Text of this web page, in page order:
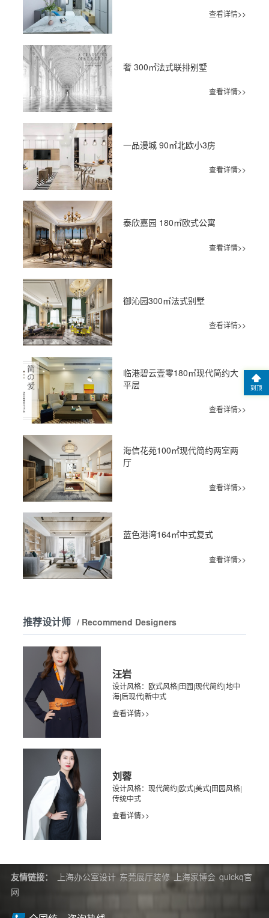
查看详情>>
奢 300㎡法式联排别墅
查看详情>>
一品漫城 90㎡北欧小3房
查看详情>>
泰欣嘉园 180㎡欧式公寓
查看详情>>
御沁园300㎡法式别墅
查看详情>>
临港碧云壹零180㎡现代简约大
平层
查看详情>>
海信花苑100㎡现代简约两室两
厅
查看详情>>
蓝色港湾164㎡中式复式
查看详情>>
推荐设计师 / Recommend Designers
汪岩
设计风格：欧式风格|田园|现代简约|地中
海|后现代|新中式
查看详情>>
刘蓉
设计风格：现代简约|欧式|美式|田园风格|
传统中式
查看详情>>
友情链接： 上海办公室设计 东莞展厅装修 上海家博会 quickq官
网
到顶